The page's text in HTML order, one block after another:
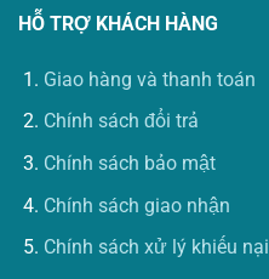
HỖ TRỢ KHÁCH HÀNG
Giao hàng và thanh toán
Chính sách đổi trả
Chính sách bảo mật
Chính sách giao nhận
Chính sách xử lý khiếu nại